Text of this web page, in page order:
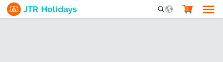
Mobile Search